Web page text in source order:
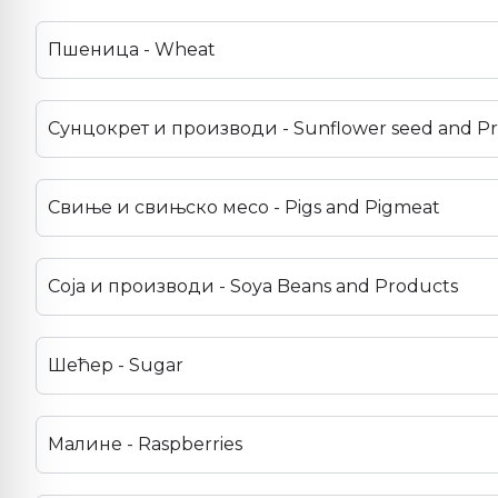
Пшеница - Wheat
Сунцокрет и производи - Sunflower seed and
Свиње и свињско месо - Pigs and Pigmeat
Соја и производи - Soya Beans and Products
Шећер - Sugar
Малине - Raspberries